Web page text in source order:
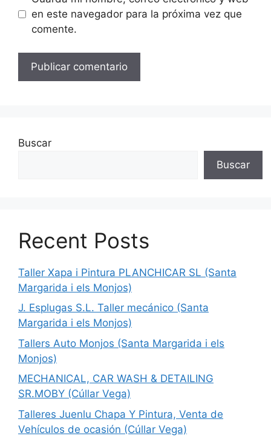
en este navegador para la próxima vez que
comente.
Buscar
Buscar
Recent Posts
Taller Xapa i Pintura PLANCHICAR SL (Santa
Margarida i els Monjos)
J. Esplugas S.L. Taller mecánico (Santa
Margarida i els Monjos)
Tallers Auto Monjos (Santa Margarida i els
Monjos)
MECHANICAL, CAR WASH & DETAILING
SR.MOBY (Cúllar Vega)
Talleres Juenlu Chapa Y Pintura, Venta de
Vehículos de ocasión (Cúllar Vega)